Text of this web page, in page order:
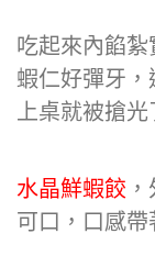
吃起來內餡
蝦仁好彈牙
上桌就被搶
水晶鮮蝦餃
可口，口感